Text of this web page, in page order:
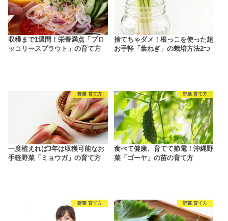
収穫まで1週間！栄養満点「ブロ
ッコリースプラウト」の育て方
捨てちゃダメ！根っこを使った超
お手軽「葉ねぎ」の栽培方法2つ
野菜 育て方
一度植えれば3年は収穫可能なお
手軽野菜「ミョウガ」の育て方
野菜 育て方
食べて健康、育てて節電！沖縄野
菜「ゴーヤ」の苗の育て方
野菜 育て方 野菜 育て方